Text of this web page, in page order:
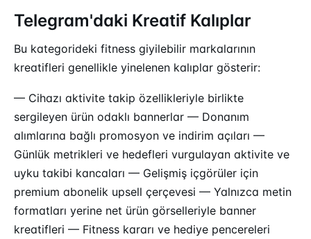
Telegram'daki Kreatif Kalıplar
Bu kategorideki fitness giyilebilir markalarının
kreatifleri genellikle yinelenen kalıplar gösterir:
— Cihazı aktivite takip özellikleriyle birlikte
sergileyen ürün odaklı bannerlar — Donanım
alımlarına bağlı promosyon ve indirim açıları —
Günlük metrikleri ve hedefleri vurgulayan aktivite ve
uyku takibi kancaları — Gelişmiş içgörüler için
premium abonelik upsell çerçevesi — Yalnızca metin
formatları yerine net ürün görselleriyle banner
kreatifleri — Fitness kararı ve hediye pencereleri